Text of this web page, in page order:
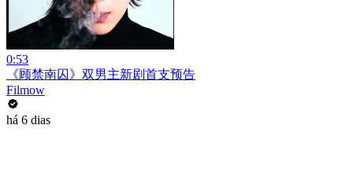
0:53
《顾禁南囚》双男主新剧首支预告
Filmow
há 6 dias